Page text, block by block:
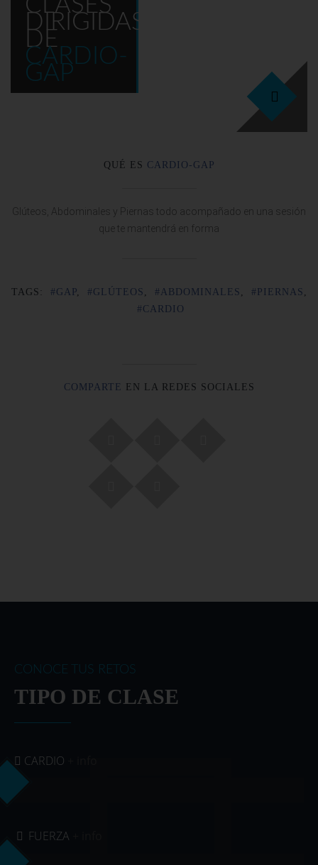
CLASES
DIRIGIDAS
DE
CARDIO-
GAP
QUÉ ES CARDIO-GAP
Glúteos, Abdominales y Piernas todo acompañado en una sesión
que te mantendrá en forma
TAGS: #GAP, #GLÚTEOS , #ABDOMINALES , #PIERNAS ,
#CARDIO
COMPARTE EN LA REDES SOCIALES
CONOCE TUS RETOS
TIPO DE CLASE
CARDIO
FUERZA